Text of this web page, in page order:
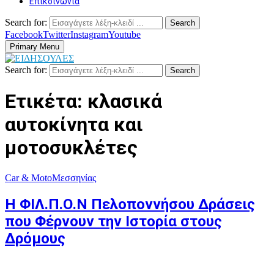
Search for: Search
FacebookTwitterInstagramYoutube
Primary Menu
Search for: Search
Ετικέτα: κλασικά
αυτοκίνητα και
μοτοσυκλέτες
Car & MotoΜεσσηνίας
Η ΦΙΛ.Π.Ο.Ν Πελοποννήσου Δράσεις
που Φέρνουν την Ιστορία στους
Δρόμους